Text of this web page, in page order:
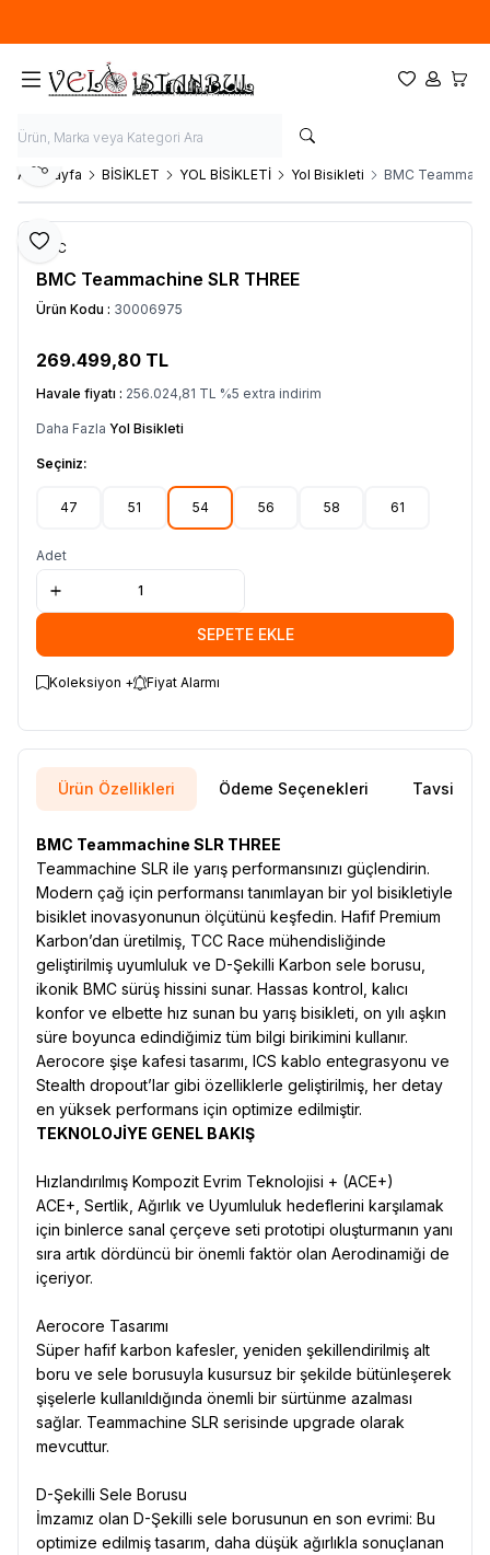
Favorilerim
Hesabım
Ana Sayfa BİSİKLET YOL BİSİKLETİ Yol Bisikleti BMC
Favoriye Ekle
Paylaş
BMC
BMC Teammachine SLR THREE
Ürün Kodu : 30006975
269.499,80 TL
Havale fiyatı : 256.024,81 TL %5 extra indirim
Daha Fazla Yol Bisikleti
Seçiniz:
47 51 54 56 58 61
Adet
SEPETE EKLE
Koleksiyon + Fiyat Alarmı
Ürün Özellikleri Ödeme Seçenekleri Tavsiye Et
BMC Teammachine SLR THREE
Teammachine SLR ile yarış performansınızı güçlendirin.
Modern çağ için performansı tanımlayan bir yol bisikletiyle
bisiklet inovasyonunun ölçütünü keşfedin. Hafif Premium
Karbon’dan üretilmiş, TCC Race mühendisliğinde
geliştirilmiş uyumluluk ve D-Şekilli Karbon sele borusu,
ikonik BMC sürüş hissini sunar. Hassas kontrol, kalıcı
konfor ve elbette hız sunan bu yarış bisikleti, on yılı aşkın
süre boyunca edindiğimiz tüm bilgi birikimini kullanır.
Aerocore şişe kafesi tasarımı, ICS kablo entegrasyonu ve
Stealth dropout’lar gibi özelliklerle geliştirilmiş, her detay
en yüksek performans için optimize edilmiştir.
TEKNOLOJİYE GENEL BAKIŞ
Hızlandırılmış Kompozit Evrim Teknolojisi + (ACE+)
ACE+, Sertlik, Ağırlık ve Uyumluluk hedeflerini karşılamak
için binlerce sanal çerçeve seti prototipi oluşturmanın yanı
sıra artık dördüncü bir önemli faktör olan Aerodinamiği de
içeriyor.
Aerocore Tasarımı
Süper hafif karbon kafesler, yeniden şekillendirilmiş alt
boru ve sele borusuyla kusursuz bir şekilde bütünleşerek
şişelerle kullanıldığında önemli bir sürtünme azalması
sağlar. Teammachine SLR serisinde upgrade olarak
mevcuttur.
D-Şekilli Sele Borusu
İmzamız olan D-Şekilli sele borusunun en son evrimi: Bu
optimize edilmiş tasarım, daha düşük ağırlıkla sonuçlanan